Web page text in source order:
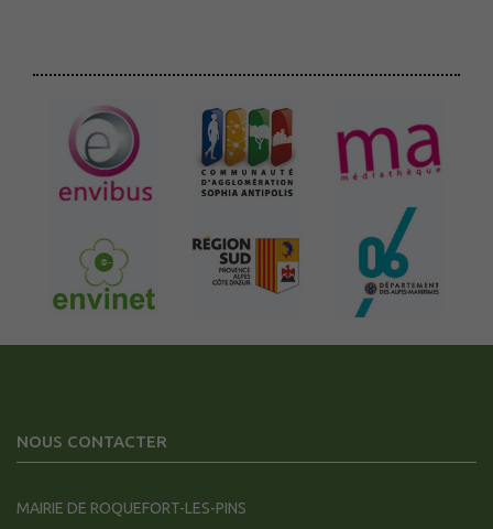
NOUS CONTACTER
MAIRIE DE ROQUEFORT-LES-PINS